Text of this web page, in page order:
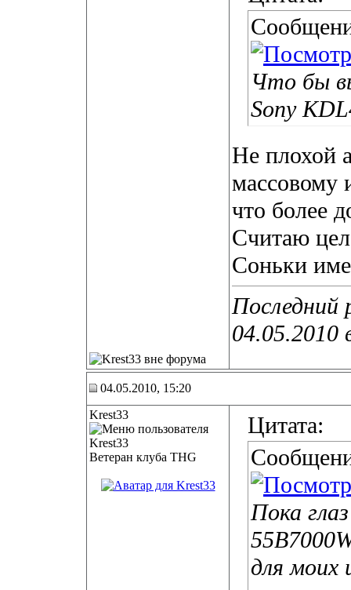
Что бы
Sony
Не плохой
массовому
что более
Считаю
Соньки
Последний
04.05.2010
04.05.2010, 15:20
Krest33
Ветеран клуба THG
Цитата:
Пока
для моих